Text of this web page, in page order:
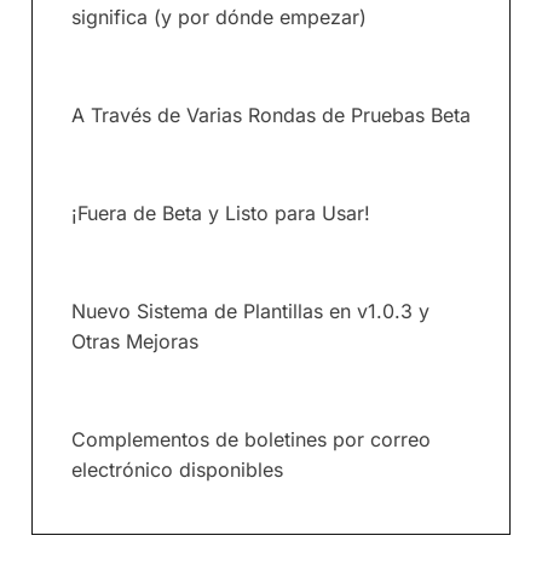
significa (y por dónde empezar)
A Través de Varias Rondas de Pruebas Beta
¡Fuera de Beta y Listo para Usar!
Nuevo Sistema de Plantillas en v1.0.3 y
Otras Mejoras
Complementos de boletines por correo
electrónico disponibles